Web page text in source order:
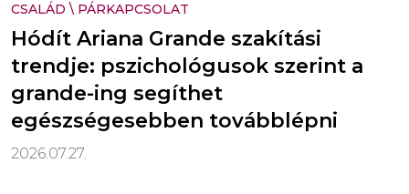
CSALÁD \ PÁRKAPCSOLAT
Hódít Ariana Grande szakítási
trendje: pszichológusok szerint a
grande-ing segíthet
egészségesebben továbblépni
2026.07.27.